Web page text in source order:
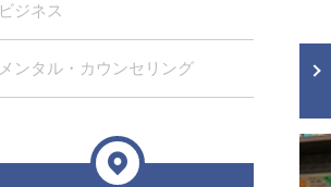
ビジネス
メンタル・カウンセリング